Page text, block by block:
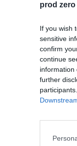
prod zero
If you wish
sensitive
confirm
continue
information
further
Afrykański skwar
starli się z
z instytutem Ziobry
nad ważnymi
na Ukrainę. Mówi
Jest podpis
Świnoujściu. Trzy
RPO. W koalicji
poważne zarzuty
i Romanowski bez
44. Wiadomo, kiedy
rozłam pociągnie
skierował do TK
Miesiąc po objęciu
Ekspert: W
od niej 2 tys. zł